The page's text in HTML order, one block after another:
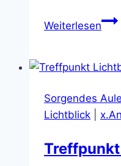
Weiterlesen
und
per
Sorgendes
Lichtblick